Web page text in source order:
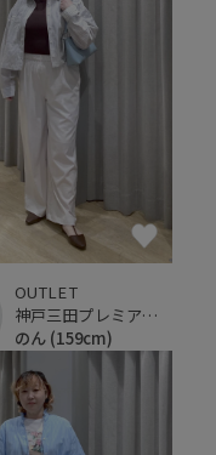
OUTLET
神戸三田プレミアム・アウトレット
のん (159cm)